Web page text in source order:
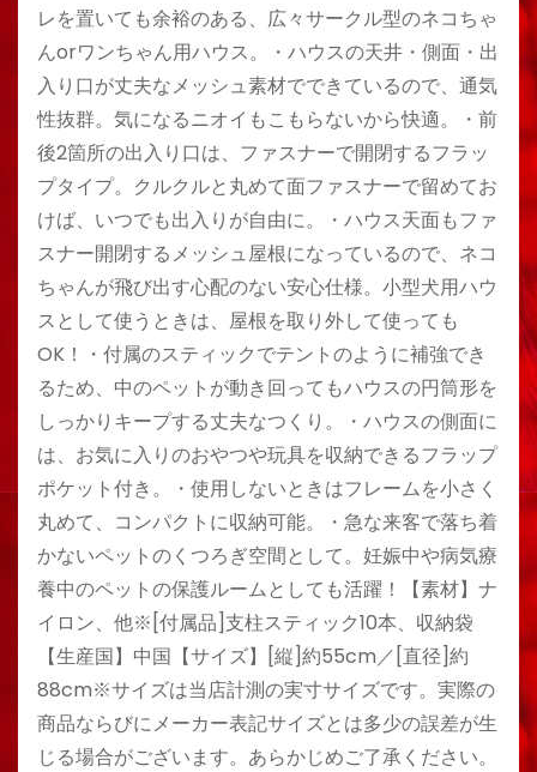
レを置いても余裕のある、広々サークル型のネコちゃ
んorワンちゃん用ハウス。・ハウスの天井・側面・出
入り口が丈夫なメッシュ素材でできているので、通気
性抜群。気になるニオイもこもらないから快適。・前
後2箇所の出入り口は、ファスナーで開閉するフラッ
プタイプ。クルクルと丸めて面ファスナーで留めてお
けば、いつでも出入りが自由に。・ハウス天面もファ
スナー開閉するメッシュ屋根になっているので、ネコ
ちゃんが飛び出す心配のない安心仕様。小型犬用ハウ
スとして使うときは、屋根を取り外して使っても
OK！・付属のスティックでテントのように補強でき
るため、中のペットが動き回ってもハウスの円筒形を
しっかりキープする丈夫なつくり。・ハウスの側面に
は、お気に入りのおやつや玩具を収納できるフラップ
ポケット付き。・使用しないときはフレームを小さく
丸めて、コンパクトに収納可能。・急な来客で落ち着
かないペットのくつろぎ空間として。妊娠中や病気療
養中のペットの保護ルームとしても活躍！【素材】ナ
イロン、他※[付属品]支柱スティック10本、収納袋
【生産国】中国【サイズ】[縦]約55cm／[直径]約
88cm※サイズは当店計測の実寸サイズです。実際の
商品ならびにメーカー表記サイズとは多少の誤差が生
じる場合がございます。あらかじめご了承ください。